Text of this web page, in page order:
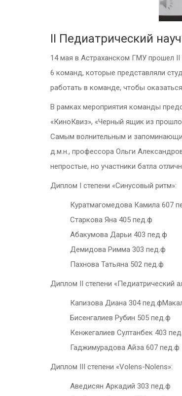
II Педиатрический
14 мая в Астраханском ГМУ прошел
6 команд, которые представляли
работать в команде, чтобы
В рамках мероприятия команды
«КиноКвиз», «Черный ящик из
Самым волнительным и
д.м.н., профессора Ольги
непростые, но участники батла
Диплом I степени «Синусовый ритм»:
Куратмагомедова Камила 607
Старкова Яна 405 пед.ф
Абакумова Дарьи 403 пед.ф
Демидова Римма 303 пед.ф
Пахнова Татьяна 502 пед.ф
Диплом II степени «Педиатрический
Капизова Диана 304
Бисенгалиев Рубин 505 пед.ф
Кенжегалиев Султанбек 403
Гаджимурадова Айза 607 пед.ф
Диплом III степени «Volens-Nolens»:
Аведисян Аркадий 303 пед.ф